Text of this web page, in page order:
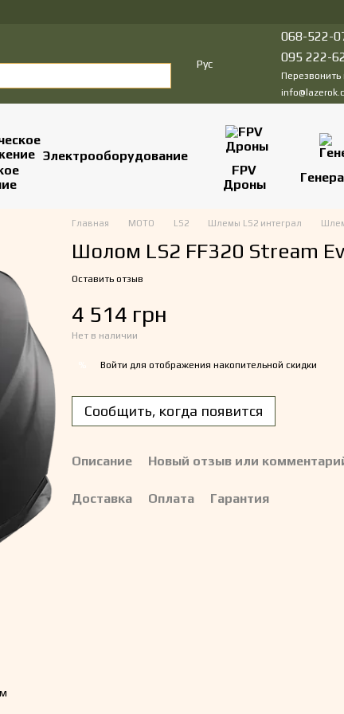
Рус
068-522-
095 222-
Электрооборудование
FPV
Дроны
Главная МОТО LS2 Шлемы LS2 интеграл
Шолом LS2 FF320 Stream
Оставить отзыв
4 514 грн
Нет в наличии
Войти для отображения накопительной скидки
Сообщить, когда появится
Описание Новый отзыв или
Доставка Оплата Гарантия